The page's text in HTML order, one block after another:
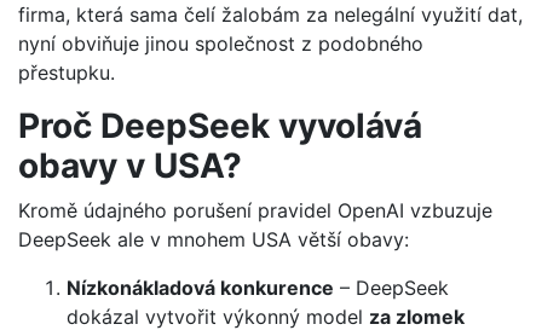
firma, která sama čelí žalobám za nelegální využití dat,
nyní obviňuje jinou společnost z podobného
přestupku.
Proč DeepSeek vyvolává
obavy v USA?
Kromě údajného porušení pravidel OpenAI vzbuzuje
DeepSeek ale v mnohem USA větší obavy:
Nízkonákladová konkurence – DeepSeek
dokázal vytvořit výkonný model za zlomek